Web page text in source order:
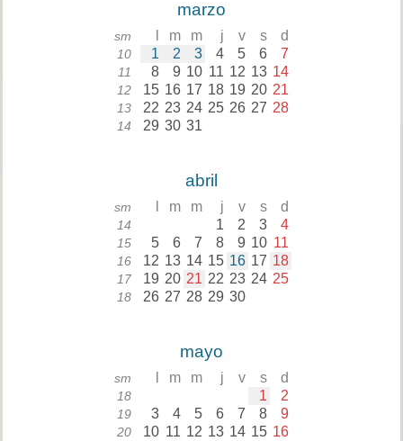
marzo
sm m m j v s d
10 1 2 3 4 5 6 7
11 8 9 10 11 12 13 14
12 15 16 17 18 19 20 21
13 22 23 24 25 26 27 28
14 29 30 31
abril
sm m m j v s d
14 1 2 3 4
15 5 6 7 8 9 10 11
16 12 13 14 15 16 17 18
17 19 20 21 22 23 24 25
18 26 27 28 29 30
mayo
sm m m j v s d
18 1 2
19 3 4 5 6 7 8 9
20 10 11 12 13 14 15 16